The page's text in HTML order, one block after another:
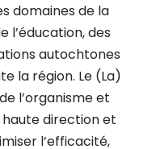
domaines de la
l’éducation, des
autochtones
la région. Le (La)
l’organisme et
haute direction et
l’efficacité,